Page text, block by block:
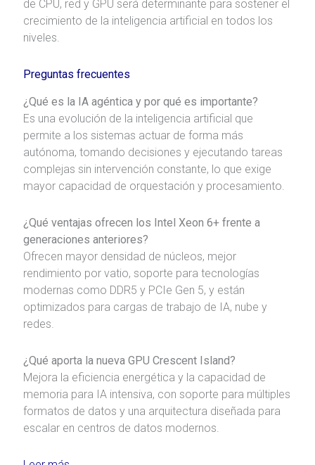
de CPU, red y GPU será determinante para sostener el
crecimiento de la inteligencia artificial en todos los
niveles.
Preguntas frecuentes
¿Qué es la IA agéntica y por qué es importante?
Es una evolución de la inteligencia artificial que
permite a los sistemas actuar de forma más
autónoma, tomando decisiones y ejecutando tareas
complejas sin intervención constante, lo que exige
mayor capacidad de orquestación y procesamiento.
¿Qué ventajas ofrecen los Intel Xeon 6+ frente a
generaciones anteriores?
Ofrecen mayor densidad de núcleos, mejor
rendimiento por vatio, soporte para tecnologías
modernas como DDR5 y PCIe Gen 5, y están
optimizados para cargas de trabajo de IA, nube y
redes.
¿Qué aporta la nueva GPU Crescent Island?
Mejora la eficiencia energética y la capacidad de
memoria para IA intensiva, con soporte para múltiples
formatos de datos y una arquitectura diseñada para
escalar en centros de datos modernos.